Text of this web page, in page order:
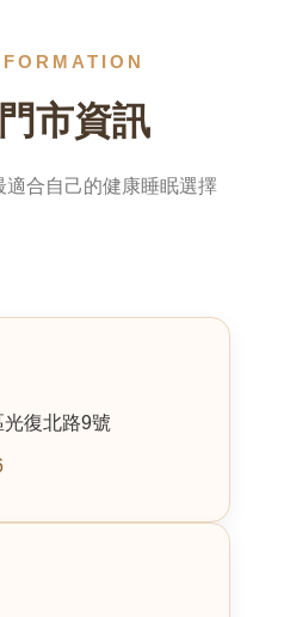
市資訊
合自己的健康睡眠選擇
復北路9號